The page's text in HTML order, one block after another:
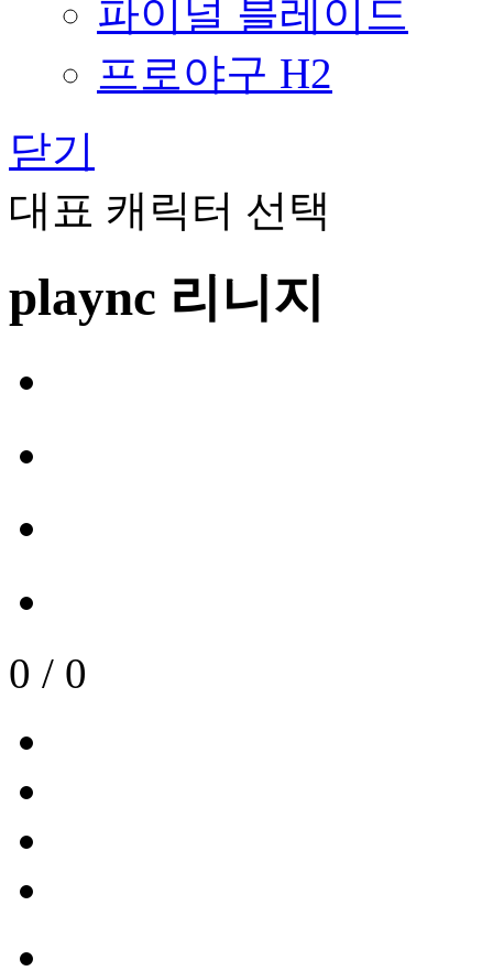
파이널 블레이드
프로야구 H2
닫기
대표 캐릭터 선택
plaync 리니지
0 / 0